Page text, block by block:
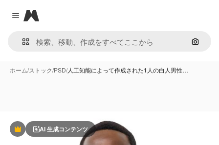
Close menu
Magnific
画像で
ホーム/ストック/PSD/人工知能によって作成された1人の白人男性…
PremiumAI 生成コンテンツ